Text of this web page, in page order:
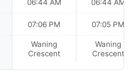
06:44 AM
07:06 PM
Waning
Crescent
06:44 AM
07:05 PM
Waning
Crescent